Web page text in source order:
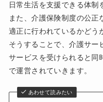
日常生活を支援できる体制
また、介護保険制度の公
適正に行われているかどう
そうすることで、介護サー
サービスを受けられると同
で運営されていきます。
あわせて読みたい